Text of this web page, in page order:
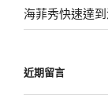
海菲秀快速達
近期留言